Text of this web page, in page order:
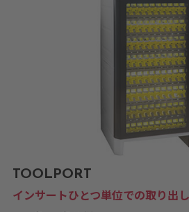
TOOLPORT
インサートひとつ単位での取り出